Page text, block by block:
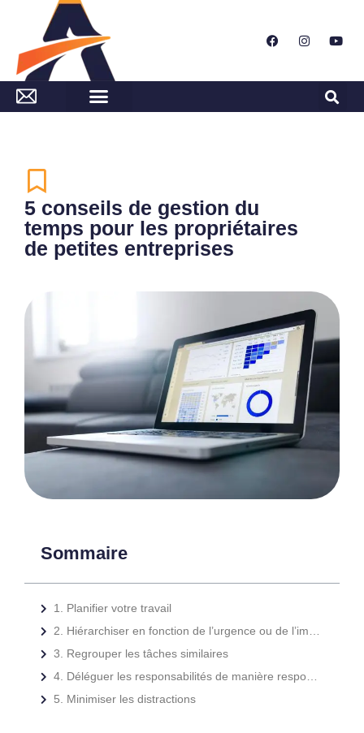
5 conseils de gestion du
temps pour les propriétaires
de petites entreprises
Sommaire
1. Planifier votre travail
3. Regrouper les tâches similaires
5. Minimiser les distractions